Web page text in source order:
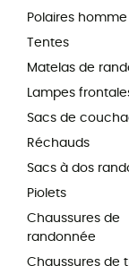
Polaires homme
Tentes
Matelas de
Lampes
Sacs de
Réchauds
Sacs à dos
Piolets
Chaussures de
randonnée
Chaussures de